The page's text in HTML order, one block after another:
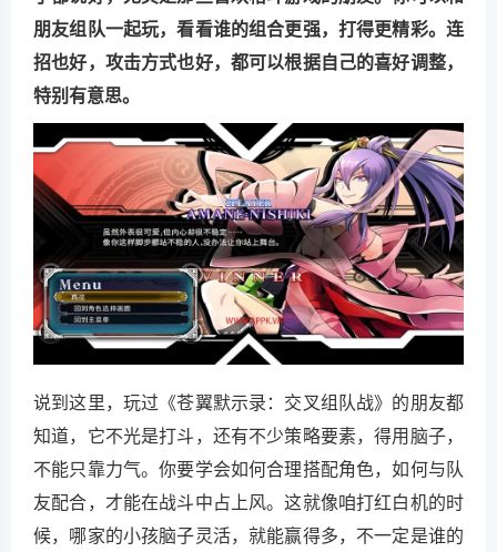
朋友组队一起玩，看看谁的组合更强，打得更精彩。连
招也好，攻击方式也好，都可以根据自己的喜好调整，
特别有意思。
说到这里，玩过《苍翼默示录：交叉组队战》的朋友都
知道，它不光是打斗，还有不少策略要素，得用脑子，
不能只靠力气。你要学会如何合理搭配角色，如何与队
友配合，才能在战斗中占上风。这就像咱打红白机的时
候，哪家的小孩脑子灵活，就能赢得多，不一定是谁的